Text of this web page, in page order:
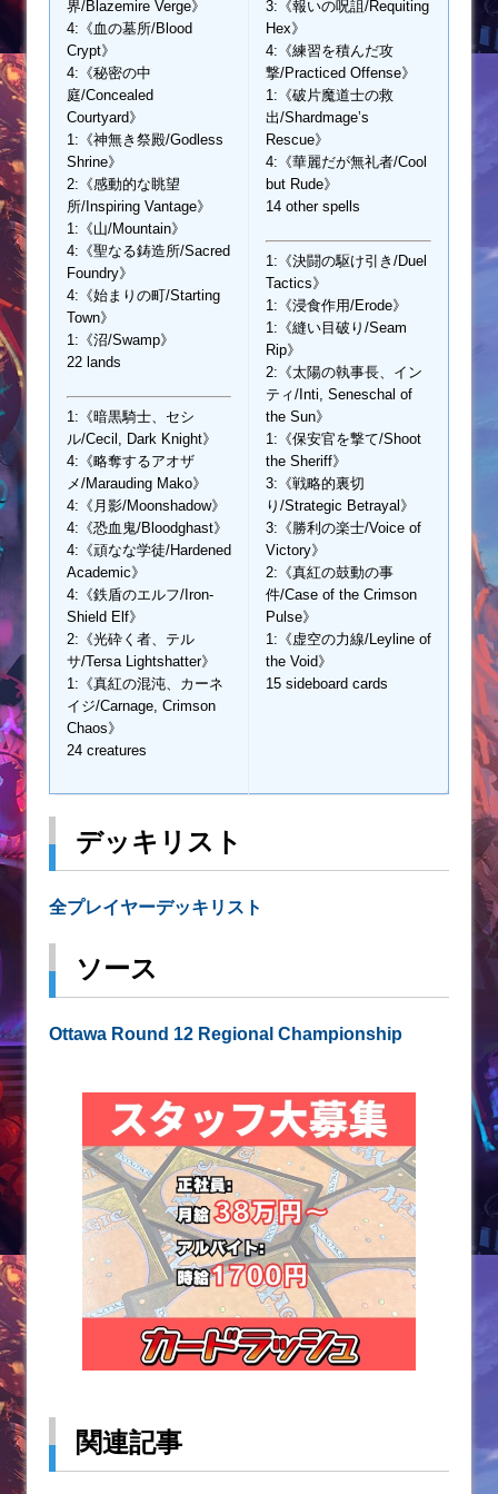
界/Blazemire Verge》
4:《血の墓所/Blood
Crypt》
4:《秘密の中
庭/Concealed
Courtyard》
1:《神無き祭殿/Godless
Shrine》
2:《感動的な眺望
所/Inspiring Vantage》
1:《山/Mountain》
4:《聖なる鋳造所/Sacred
Foundry》
4:《始まりの町/Starting
Town》
1:《沼/Swamp》
22 lands
1:《暗黒騎士、セシ
ル/Cecil, Dark Knight》
4:《略奪するアオザ
メ/Marauding Mako》
4:《月影/Moonshadow》
4:《恐血鬼/Bloodghast》
4:《頑なな学徒/Hardened
Academic》
4:《鉄盾のエルフ/Iron-
Shield Elf》
2:《光砕く者、テル
サ/Tersa Lightshatter》
1:《真紅の混沌、カーネ
イジ/Carnage, Crimson
Chaos》
24 creatures
3:《報いの呪詛/Requiting
Hex》
4:《練習を積んだ攻
撃/Practiced Offense》
1:《破片魔道士の救
出/Shardmage’s
Rescue》
4:《華麗だが無礼者/Cool
but Rude》
14 other spells
1:《決闘の駆け引き/Duel
Tactics》
1:《浸食作用/Erode》
1:《縫い目破り/Seam
Rip》
2:《太陽の執事長、イン
ティ/Inti, Seneschal of
the Sun》
1:《保安官を撃て/Shoot
the Sheriff》
3:《戦略的裏切
り/Strategic Betrayal》
3:《勝利の楽士/Voice of
Victory》
2:《真紅の鼓動の事
件/Case of the Crimson
Pulse》
1:《虚空の力線/Leyline of
the Void》
15 sideboard cards
デッキリスト
全プレイヤーデッキリスト
ソース
Ottawa Round 12 Regional Championship
関連記事